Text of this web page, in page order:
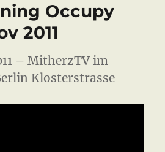
Occupy
2011
– MitherzTV im
Klosterstrasse